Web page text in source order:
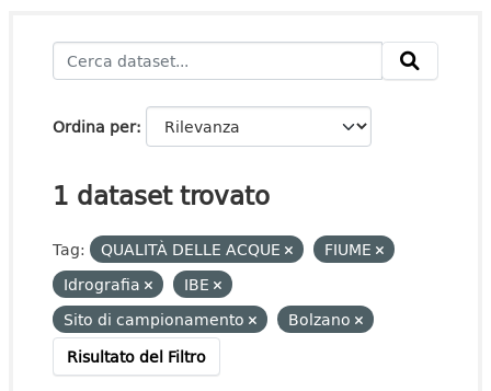
Ordina per
1 dataset trovato
Tag: QUALITÀ DELLE ACQUE
FIUME
Idrografia
IBE
Sito di campionamento
Bolzano
Risultato del Filtro